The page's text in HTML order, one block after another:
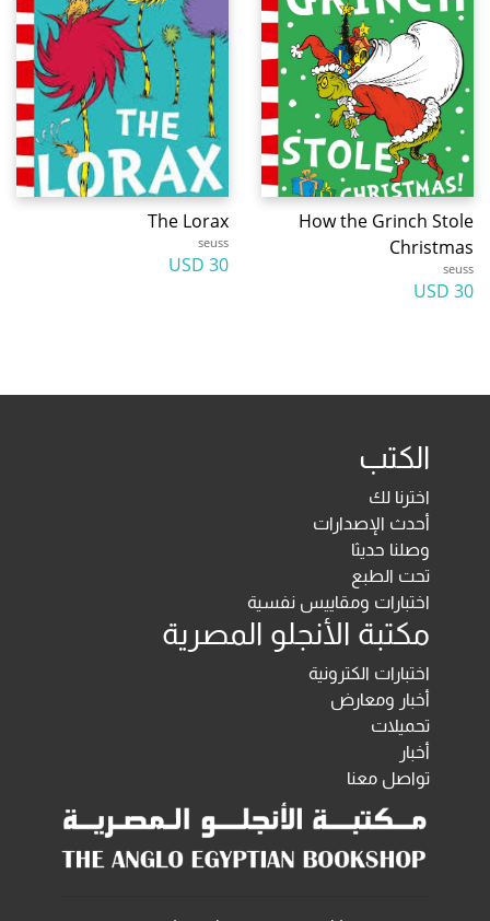
How the Grinch Stole
Christmas
seuss
30 USD
The Lorax
seuss
30 USD
الكتب
اخترنا لك
أحدث الإصدارات
وصلنا حديثا
تحت الطبع
اختبارات ومقاييس نفسية
مكتبة الأنجلو المصرية
اختبارات الكترونية
أخبار ومعارض
تحميلات
أخبار
تواصل معنا